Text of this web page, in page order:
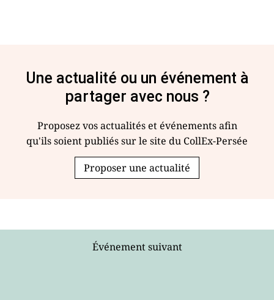
Une actualité ou un événement à
partager avec nous ?
Proposez vos actualités et événements afin
qu'ils soient publiés sur le site du CollEx-Persée
Proposer une actualité
Événement suivant